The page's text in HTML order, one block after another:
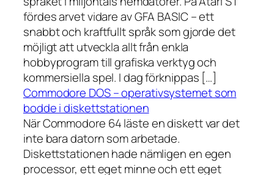
fördes arvet vidare av GFA BASIC – ett
snabbt och kraftfullt språk som gjorde det
möjligt att utveckla allt från enkla
hobbyprogram till grafiska verktyg och
kommersiella spel. I dag förknippas […]
Commodore DOS – operativsystemet som
bodde i diskettstationen
När Commodore 64 läste en diskett var det
inte bara datorn som arbetade.
Diskettstationen hade nämligen en egen
processor, ett eget minne och ett eget